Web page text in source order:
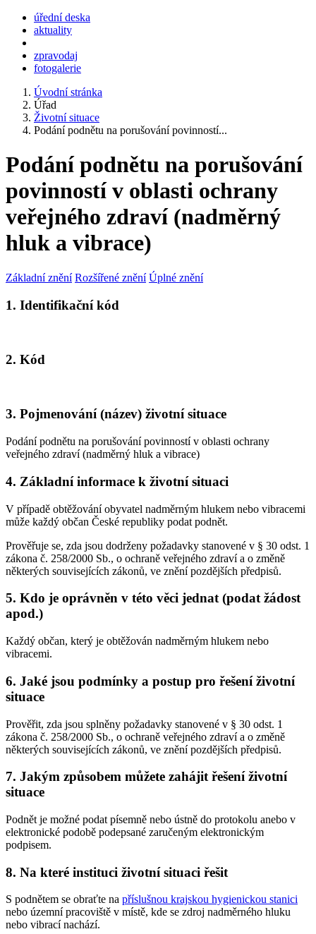
úřední deska
aktuality
zpravodaj
fotogalerie
Úvodní stránka
Úřad
Životní situace
Podání podnětu na porušování povinností...
Podání podnětu na porušování
povinností v oblasti ochrany
veřejného zdraví (nadměrný
hluk a vibrace)
Základní znění Rozšířené znění Úplné znění
1. Identifikační kód
2. Kód
3. Pojmenování (název) životní situace
Podání podnětu na porušování povinností v oblasti ochrany
veřejného zdraví (nadměrný hluk a vibrace)
4. Základní informace k životní situaci
V případě obtěžování obyvatel nadměrným hlukem nebo vibracemi
může každý občan České republiky podat podnět.
Prověřuje se, zda jsou dodrženy požadavky stanovené v § 30 odst. 1
zákona č. 258/2000 Sb., o ochraně veřejného zdraví a o změně
některých souvisejících zákonů, ve znění pozdějších předpisů.
5. Kdo je oprávněn v této věci jednat (podat žádost
apod.)
Každý občan, který je obtěžován nadměrným hlukem nebo
vibracemi.
6. Jaké jsou podmínky a postup pro řešení životní
situace
Prověřit, zda jsou splněny požadavky stanovené v § 30 odst. 1
zákona č. 258/2000 Sb., o ochraně veřejného zdraví a o změně
některých souvisejících zákonů, ve znění pozdějších předpisů.
7. Jakým způsobem můžete zahájit řešení životní
situace
Podnět je možné podat písemně nebo ústně do protokolu anebo v
elektronické podobě podepsané zaručeným elektronickým
podpisem.
8. Na které instituci životní situaci řešit
S podnětem se obraťte na příslušnou krajskou hygienickou stanici
nebo územní pracoviště v místě, kde se zdroj nadměrného hluku
nebo vibrací nachází.